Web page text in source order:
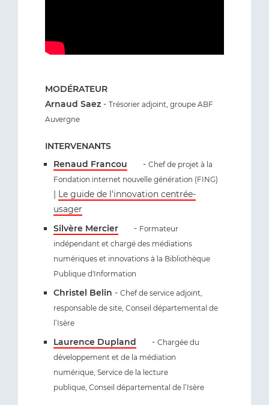
MODÉRATEUR
Arnaud Saez - Trésorier adjoint, groupe ABF
Auvergne
INTERVENANTS
Renaud Francou
- Chef de projet à la
Fondation internet nouvelle génération (FING)
| Le guide de l'innovation centrée-
usager
Silvère Mercier
- Formateur
indépendant et chargé des médiations
numériques et innovations à la Bibliothèque
Publique d'Information
Christel Belin - Chef de service adjoint,
responsable de site, Conseil départemental de
l’Isère
Laurence Dupland - Chargée du
développement et de la médiation
numérique, Service de la lecture
publique, Conseil départemental de l’Isère